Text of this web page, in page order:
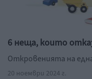
6 неща, които
Откровенията на
20 ноември 2024 г.